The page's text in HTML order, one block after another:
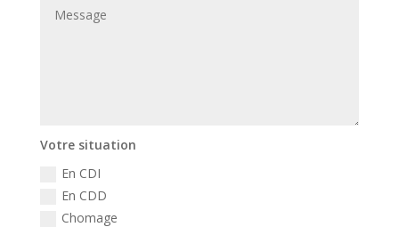
Votre situation
En CDI
En CDD
Chomage